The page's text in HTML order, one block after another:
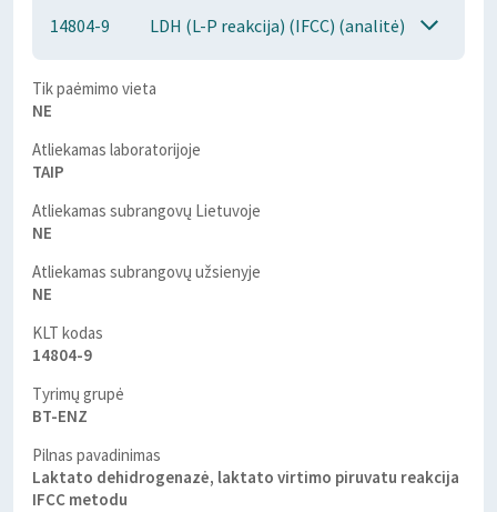
14804-9 LDH (L-P reakcija) (IFCC) (analitė)
Tik paėmimo vieta
NE
Atliekamas laboratorijoje
TAIP
Atliekamas subrangovų Lietuvoje
NE
Atliekamas subrangovų užsienyje
NE
KLT kodas
14804-9
Tyrimų grupė
BT-ENZ
Pilnas pavadinimas
Laktato dehidrogenazė, laktato virtimo piruvatu reakcija
IFCC metodu